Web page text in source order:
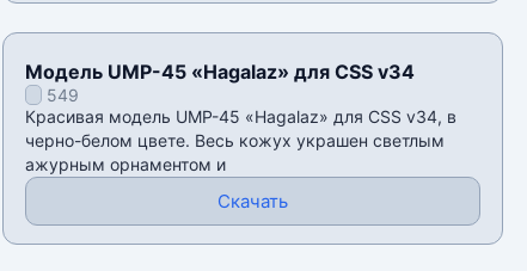
Модель UMP-45 «Hagalaz» для CSS v34
549
Красивая модель UMP-45 «Hagalaz» для CSS v34, в
черно-белом цвете. Весь кожух украшен светлым
ажурным орнаментом и
Скачать